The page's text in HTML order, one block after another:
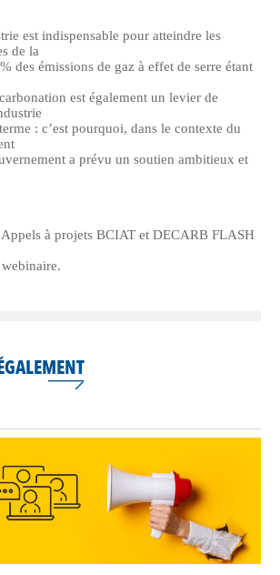
est indispensable pour atteindre les
de la
des émissions de gaz à effet de serre étant
est également un levier de
: c’est pourquoi, dans le contexte du
a prévu un soutien ambitieux et
à projets BCIAT et DECARB FLASH